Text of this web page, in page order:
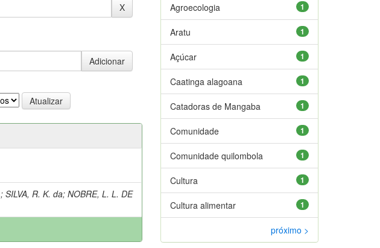
;SILVA, R. K. da;NOBRE, L. L. DE
1
Agroecologia
1
Aratu
1
Açúcar
1
Caatinga alagoana
1
Catadoras de Mangaba
1
Comunidade
1
Comunidade quilombola
1
Cultura
1
Cultura alimentar
próximo >